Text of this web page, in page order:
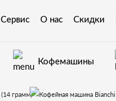
Сервис О нас Скидки
Кофемашины